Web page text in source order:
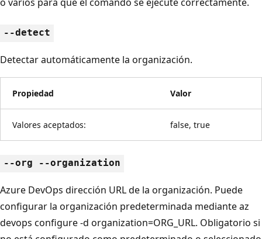
--detect
Detectar automáticamente la organización.
Propiedad Valor
Valores aceptados: false, true
--org --organization
Azure DevOps dirección URL de la organización. Puede
configurar la organización predeterminada mediante az
devops configure -d organization=ORG_URL. Obligatorio si